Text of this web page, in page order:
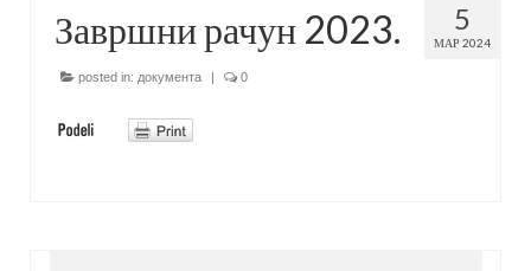
5
МАР 2024
Завршни рачун 2023.
posted in: документа | 0